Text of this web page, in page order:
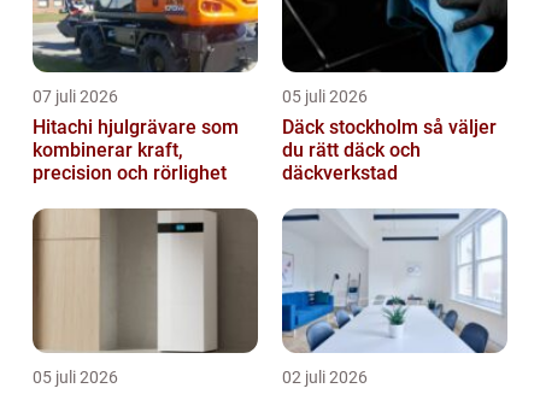
07 juli 2026
Hitachi hjulgrävare som
kombinerar kraft,
precision och rörlighet
05 juli 2026
Däck stockholm så väljer
du rätt däck och
däckverkstad
05 juli 2026 02 juli 2026